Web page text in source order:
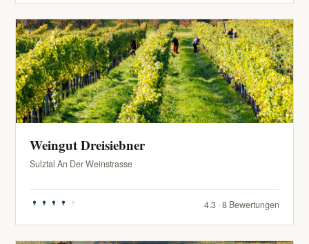
Weingut Dreisiebner
Sulztal An Der Weinstrasse
4.3 · 8 Bewertungen